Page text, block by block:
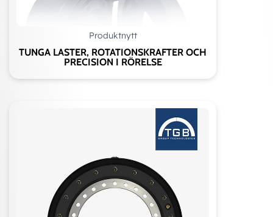
Produktnytt
TUNGA LASTER, ROTATIONSKRAFTER OCH
PRECISION I RÖRELSE